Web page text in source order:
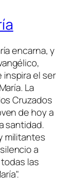
encarna, y
inspira el ser
La
Cruzados
de hoy a
santidad.
militantes
a
todas las